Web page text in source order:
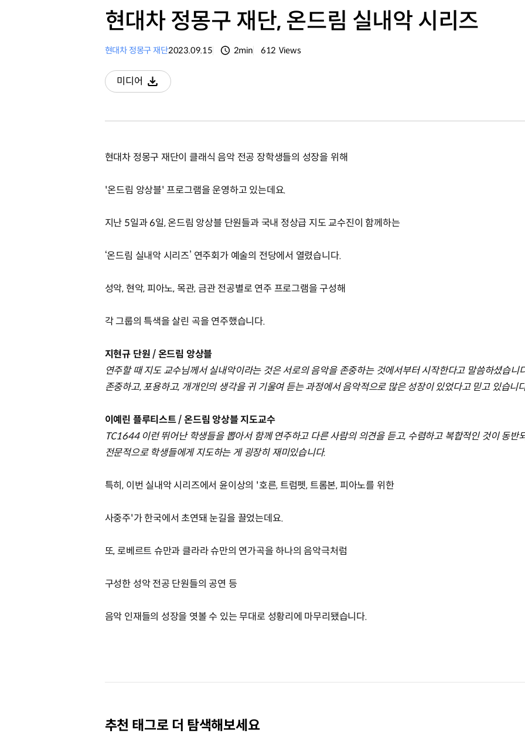
현대차 정몽구 재단, 온드림 실내악 시리즈
현대차 정몽구 재단2023.09.15 2min 612 Views
미디어
다운로드
현대차 정몽구 재단이 클래식 음악 전공 장학생들의 성장을 위해
'온드림 앙상블' 프로그램을 운영하고 있는데요.
지난 5일과 6일, 온드림 앙상블 단원들과 국내 정상급 지도 교수진이 함께하는
‘온드림 실내악 시리즈’ 연주회가 예술의 전당에서 열렸습니다.
성악, 현악, 피아노, 목관, 금관 전공별로 연주 프로그램을 구성해
각 그룹의 특색을 살린 곡을 연주했습니다.
지현규 단원 / 온드림 앙상블
연주할 때 지도 교수님께서 실내악이라는 것은 서로의 음악을 존중하는 것에서부터 시작한다고 말씀하셨습
존중하고, 포용하고, 개개인의 생각을 귀 기울여 듣는 과정에서 음악적으로 많은 성장이 있었다고 믿고 있습니
이예린 플루티스트 / 온드림 앙상블 지도교수
TC1644 이런 뛰어난 학생들을 뽑아서 함께 연주하고 다른 사람의 의견을 듣고, 수렴하고 복합적인 것이 동반
전문적으로 학생들에게 지도하는 게 굉장히 재미있습니다.
특히, 이번 실내악 시리즈에서 윤이상의 '호른, 트럼펫, 트롬본, 피아노를 위한
사중주'가 한국에서 초연돼 눈길을 끌었는데요.
또, 로베르트 슈만과 클라라 슈만의 연가곡을 하나의 음악극처럼
구성한 성악 전공 단원들의 공연 등
음악 인재들의 성장을 엿볼 수 있는 무대로 성황리에 마무리됐습니다.
추천 태그로 더 탐색해보세요